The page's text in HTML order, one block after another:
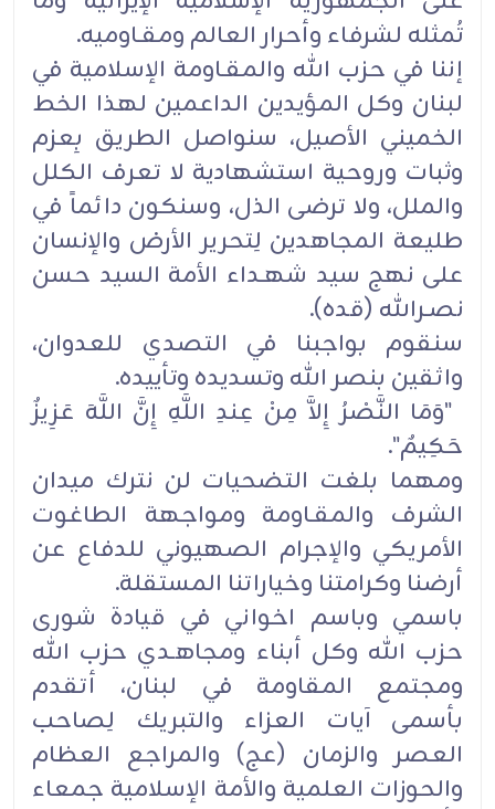
تُمثله لشرفاء وأحرار العالم ومقـاوميه.‏
إننا في حزب الله والمقـاومة الإسلامية في
لبنان وكل المؤيدين الداعمين لهذا الخط
الخميني الأصيل، سنواصل الطريق بِعزم
‏وثبات وروحية استشهادية لا تعرف الكلل
والملل، ولا ترضى الذل، وسنكون دائماً في
طليعة المجاهدين لِتحرير الأرض ‏والإنسان
على نهج سيد شهـداء الأمة السيد حسن
نصـرالله (قده).‏
سنقوم بواجبنا في التصدي للعدوان،
واثقين بنصر الله وتسديده وتأييده.
‎ ‌‏"وَمَا النَّصْرُ إِلاَّ مِنْ عِندِ اللَّهِ إِنَّ اللَّهَ عَزِيزٌ
حَكِيمٌ".‏
ومهما بلغت التضحيات لن نترك ميدان
الشرف والمقـاومة ومواجهة الطاغوت
الأمريكي والإجرام الصهيوني للدفاع عن
‏أرضنا وكرامتنا وخياراتنا المستقلة.‏
باسمي وباسم اخواني في قيادة شورى
حزب الله وكل أبناء ومجاهـدي حزب الله
ومجتمع المقاومة في لبنان، أتقدم
بأسمى آيات ‏العزاء والتبريك لِصاحب
العصر والزمان (عج) والمراجع العظام
والحوزات العلمية والأمة الإسلامية جمعاء